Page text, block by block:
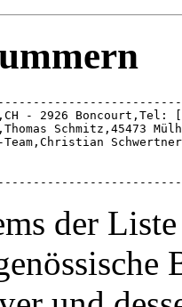
- 2926
Schmitz,45473
der